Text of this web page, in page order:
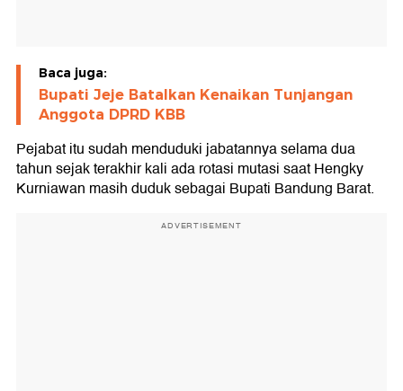
Baca juga:
Bupati Jeje Batalkan Kenaikan Tunjangan
Anggota DPRD KBB
Pejabat itu sudah menduduki jabatannya selama dua
tahun sejak terakhir kali ada rotasi mutasi saat Hengky
Kurniawan masih duduk sebagai Bupati Bandung Barat.
ADVERTISEMENT